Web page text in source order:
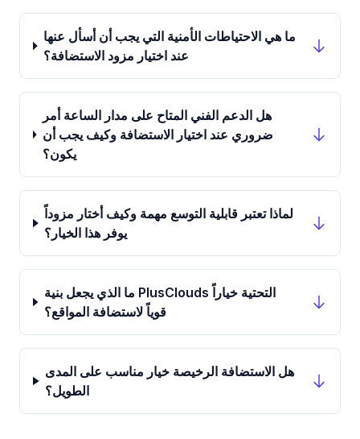
ما هي الاحتياطات الأمنية التي يجب أن أسأل عنها
عند اختيار مزود الاستضافة؟
هل الدعم الفني المتاح على مدار الساعة أمر
ضروري عند اختيار الاستضافة وكيف يجب أن
يكون؟
لماذا تعتبر قابلية التوسع مهمة وكيف أختار مزوداً
يوفر هذا الخيار؟
ما الذي يجعل بنية PlusClouds التحتية خياراً
قوياً لاستضافة المواقع؟
هل الاستضافة الرخيصة خيار مناسب على المدى
الطويل؟